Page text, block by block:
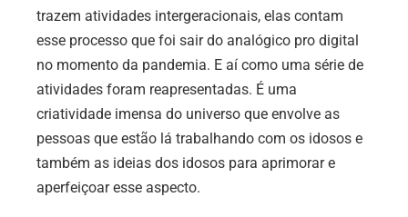
trazem atividades intergeracionais, elas contam
esse processo que foi sair do analógico pro digital
no momento da pandemia. E aí como uma série de
atividades foram reapresentadas. É uma
criatividade imensa do universo que envolve as
pessoas que estão lá trabalhando com os idosos e
também as ideias dos idosos para aprimorar e
aperfeiçoar esse aspecto.